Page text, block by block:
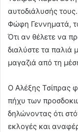
αυτοδιάλυσής
Φώφη Γεννηματά,
Ότι αν θέλετε να
διαλύστε τα παλιά
μαγαζιά από τη
Ο Αλέξης Τσίπρας
πήχυ των
δηλώνοντας ότι
εκλογές και